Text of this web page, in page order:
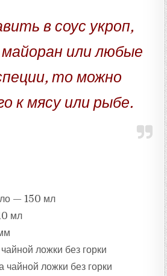
в соус укроп,
или любые
то можно
к мясу или рыбе.
— 150 мл
мл
ложки без горки
ложки без горки